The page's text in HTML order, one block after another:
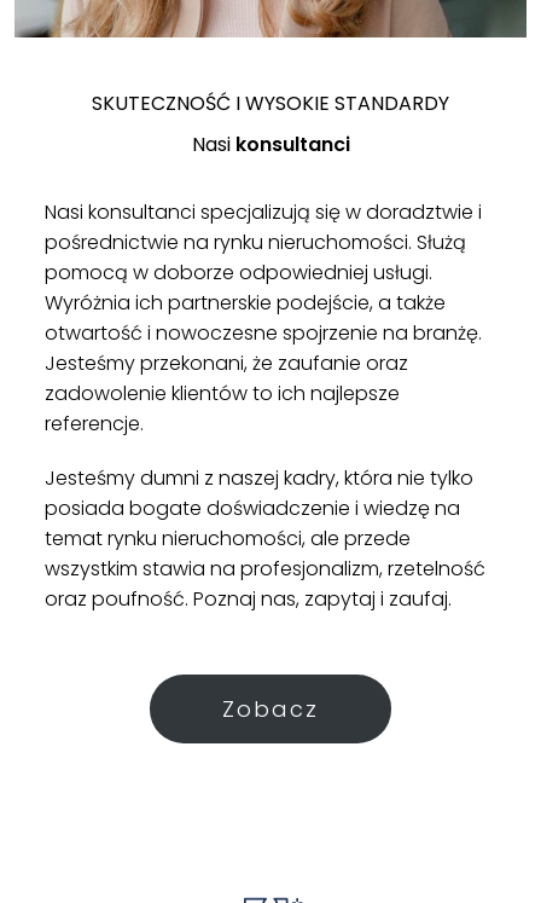
SKUTECZNOŚĆ I WYSOKIE STANDARDY
Nasi konsultanci
Nasi konsultanci specjalizują się w doradztwie i
pośrednictwie na rynku nieruchomości. Służą
pomocą w doborze odpowiedniej usługi.
Wyróżnia ich partnerskie podejście, a także
otwartość i nowoczesne spojrzenie na branżę.
Jesteśmy przekonani, że zaufanie oraz
zadowolenie klientów to ich najlepsze
referencje.
Jesteśmy dumni z naszej kadry, która nie tylko
posiada bogate doświadczenie i wiedzę na
temat rynku nieruchomości, ale przede
wszystkim stawia na profesjonalizm, rzetelność
oraz poufność. Poznaj nas, zapytaj i zaufaj.
Zobacz